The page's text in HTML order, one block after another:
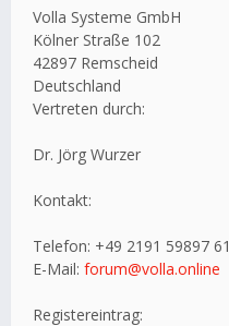
Volla Systeme GmbH
Kölner Straße 102
42897 Remscheid
Deutschland
Vertreten durch:
Dr. Jörg Wurzer
Kontakt:
Telefon: +49 2191 59897 61
E-Mail: forum@volla.online
Registereintrag: